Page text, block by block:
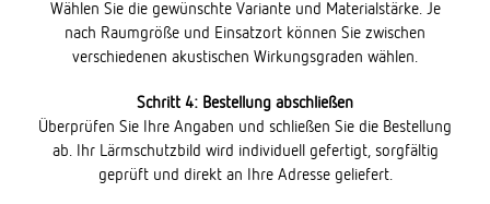
Wählen Sie die gewünschte Variante und Materialstärke. Je
nach Raumgröße und Einsatzort können Sie zwischen
verschiedenen akustischen Wirkungsgraden wählen.
Schritt 4: Bestellung abschließen
Überprüfen Sie Ihre Angaben und schließen Sie die Bestellung
ab. Ihr Lärmschutzbild wird individuell gefertigt, sorgfältig
geprüft und direkt an Ihre Adresse geliefert.